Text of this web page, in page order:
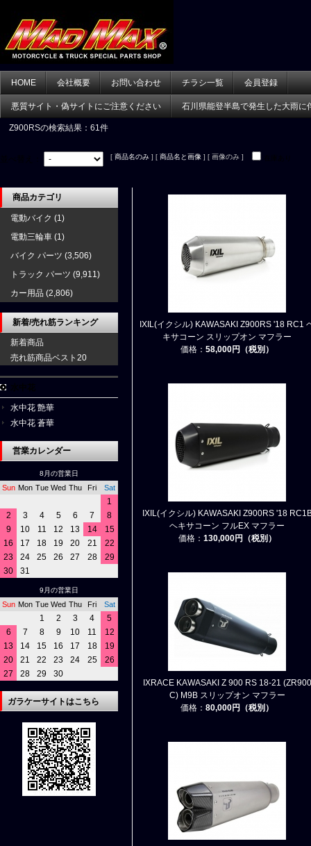
HOME 会社概要 お問い合わせ チラシ一覧 会員登録
悪質サイト・偽サイトにご注意ください 石川県能登半島で発生した大雨に
Z900RSの検索結果：61件
[ 商品名のみ ] [ 商品名と画像 ] [ 画像のみ ]
IXIL(イクシル) KAWASAKI Z900RS '18 RC1
キサコーン スリップオン マフラー
価格： 58,000円（税別）
IXIL(イクシル) KAWASAKI Z900RS '18
ヘキサコーン フルEX マフラー
価格： 130,000円（税別）
IXRACE KAWASAKI Z 900 RS 18-21 (ZR900
C) M9B スリップオン マフラー
価格： 80,000円（税別）
商品カテゴリ
電動バイク (1)
電動三輪車 (1)
バイク パーツ (3,506)
トラック パーツ (9,911)
カー用品 (2,806)
新着/売れ筋ランキング
新着商品
売れ筋商品ベスト20
水中花 艶華
水中花 蒼華
営業カレンダー
8月の営業日
Sun Mon Tue Wed Thu Fri Sat
1
2
3 4 5 6 7
8
9
10 11 12 13 14
15
16
17 18 19 20 21
22
23
24 25 26 27 28
29
30
31
9月の営業日
Sun Mon Tue Wed Thu Fri Sat
1 2 3 4
5
6
7 8 9 10 11
12
13
14 15 16 17 18
19
20
21 22 23 24 25
26
27
28 29 30
ガラケーサイトはこちら